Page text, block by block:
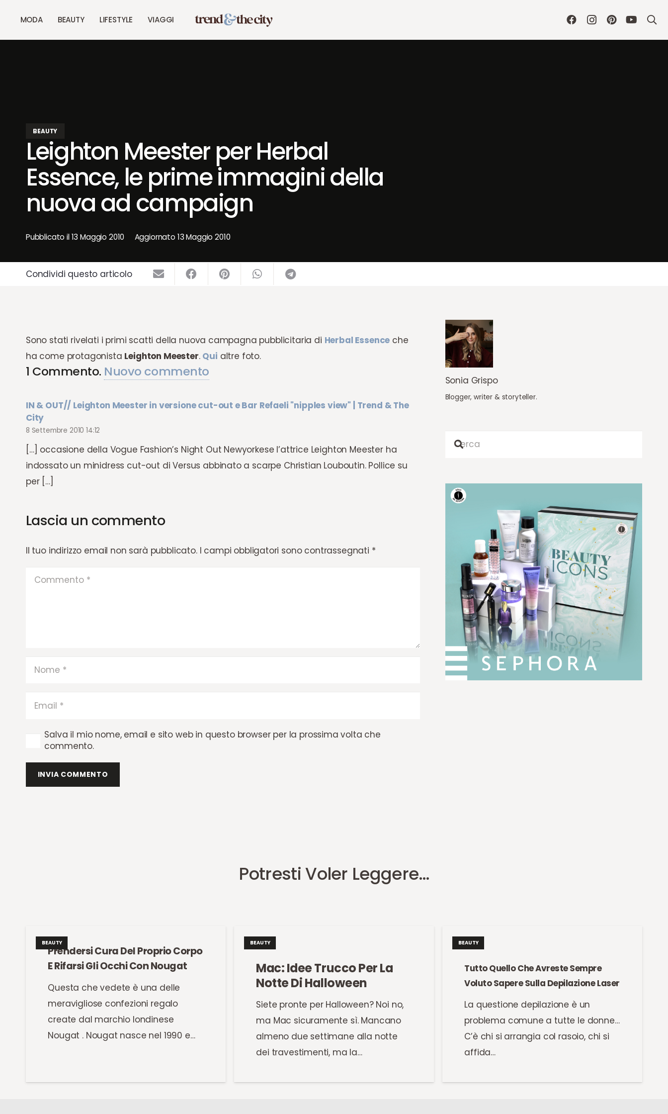
MODA BEAUTY LIFESTYLE VIAGGI
BEAUTY
Leighton Meester per Herbal
Essence, le prime immagini della
nuova ad campaign
Pubblicato il13 Maggio 2010 Aggiornato 13 Maggio 2010
Condividi questo articolo
Sono stati rivelati i primi scatti della nuova campagna pubblicitaria di Herbal Essence che
ha come protagonista Leighton Meester. Qui altre foto.
1 Commento. Nuovo commento
IN & OUT// Leighton Meester in versione cut-out e Bar Refaeli "nipples view" | Trend & The
City
8 Settembre 2010 14:12
[…] occasione della Vogue Fashion’s Night Out Newyorkese l’attrice Leighton Meester ha
indossato un minidress cut-out di Versus abbinato a scarpe Christian Louboutin. Pollice su
per […]
Lascia un commento
Il tuo indirizzo email non sarà pubblicato. I campi obbligatori sono contrassegnati *
Salva il mio nome, email e sito web in questo browser per la prossima volta che
commento.
INVIA COMMENTO
Sonia Grispo
Blogger, writer & storyteller.
Potresti Voler Leggere…
BEAUTY
Prendersi Cura Del Proprio Corpo
E Rifarsi Gli Occhi Con Nougat
Questa che vedete è una delle
meravigliose confezioni regalo
create dal marchio londinese
Nougat . Nougat nasce nel 1990 e…
BEAUTY
Mac: Idee Trucco Per La
Notte Di Halloween
Siete pronte per Halloween? Noi no,
ma Mac sicuramente sì. Mancano
almeno due settimane alla notte
dei travestimenti, ma la…
BEAUTY
Tutto Quello Che Avreste Sempre
Voluto Sapere Sulla Depilazione Laser
La questione depilazione è un
problema comune a tutte le donne…
C’è chi si arrangia col rasoio, chi si
affida…